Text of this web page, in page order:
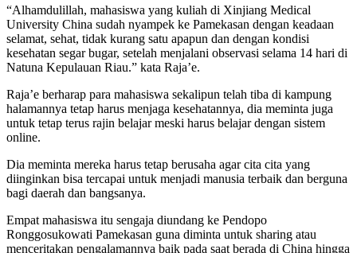
“Alhamdulillah, mahasiswa yang kuliah di Xinjiang Medical
University China sudah nyampek ke Pamekasan dengan keadaan
selamat, sehat, tidak kurang satu apapun dan dengan kondisi
kesehatan segar bugar, setelah menjalani observasi selama 14 hari di
Natuna Kepulauan Riau.” kata Raja’e.
Raja’e berharap para mahasiswa sekalipun telah tiba di kampung
halamannya tetap harus menjaga kesehatannya, dia meminta juga
untuk tetap terus rajin belajar meski harus belajar dengan sistem
online.
Dia meminta mereka harus tetap berusaha agar cita cita yang
diinginkan bisa tercapai untuk menjadi manusia terbaik dan berguna
bagi daerah dan bangsanya.
Empat mahasiswa itu sengaja diundang ke Pendopo
Ronggosukowati Pamekasan guna diminta untuk sharing atau
menceritakan pengalamannya baik pada saat berada di China hingga